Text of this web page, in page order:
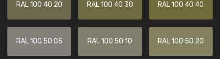
RAL 100 40 20 RAL 100 40 30 RAL 100 40 40
RAL 100 50 05 RAL 100 50 10 RAL 100 50 20